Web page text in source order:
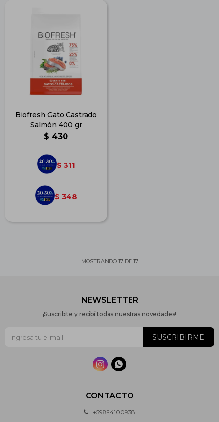
Biofresh Gato Castrado
Salmón 400 gr
$ 430
$ 311
$ 348
MOSTRANDO 17DE 17
CONTACTO
+59894100938
NEWSLETTER
¡Suscribite y recibí todas nuestras novedades!
SUSCRIBIRME
 